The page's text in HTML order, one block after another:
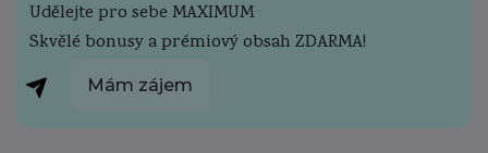
Udělejte pro sebe MAXIMUM
Skvělé bonusy a prémiový obsah ZDARMA!
Mám zájem